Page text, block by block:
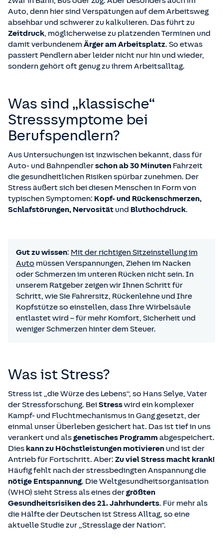
Auto, denn hier sind Verspätungen auf dem Arbeitsweg
absehbar und schwerer zu kalkulieren. Das führt zu
Zeitdruck, möglicherweise zu platzenden Terminen und
damit verbundenem Ärger am Arbeitsplatz. So etwas
passiert Pendlern aber leider nicht nur hin und wieder,
sondern gehört oft genug zu ihrem Arbeitsalltag.
Was sind „klassische“
Stresssymptome bei
Berufspendlern?
Aus Untersuchungen ist inzwischen bekannt, dass für
Auto- und Bahnpendlerschon ab 30 Minuten Fahrzeit
die gesundheitlichen Risiken spürbar zunehmen. Der
Stress äußert sich bei diesen Menschen in Form von
typischen Symptomen: Kopf- und Rückenschmerzen,
Schlafstörungen, Nervosität und Bluthochdruck.
Gut zu wissen: Mit der richtigen Sitz­einstellung im
Auto müssen Verspannungen, Ziehen im Nacken
oder Schmerzen im unteren Rücken nicht sein. In
unserem Ratgeber zeigen wir Ihnen Schritt für
Schritt, wie Sie Fahrersitz, Rückenlehne und Ihre
Kopfstütze so einstellen, dass Ihre Wirbelsäule
entlastet wird – für mehr Komfort, Sicherheit und
weniger Schmerzen hinter dem Steuer.
Was ist Stress?
Stress ist „die Würze des Lebens“, so Hans Selye, Vater
der Stressforschung. BeiStresswird ein komplexer
Kampf- und Fluchtmechanismus in Gang gesetzt, der
einmal unser Überleben gesichert hat. Das ist tief in uns
verankert und alsgenetisches Programmabgespeichert.
Dies kann zu Höchstleistungen motivieren und ist der
Antrieb für Fortschritt. Aber: Zu viel Stress macht krank!
Häufig fehlt nach der stressbedingten Anspannung die
nötige Entspannung. Die Weltgesundheitsorganisation
(WHO) sieht Stress als eines dergrößten
Gesundheitsrisiken des 21. Jahrhunderts. Für mehr als
die Hälfte der Deutschen ist Stress Alltag, so eine
aktuelle Studie zur „Stresslage der Nation“.